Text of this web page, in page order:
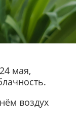
мая,
воздух